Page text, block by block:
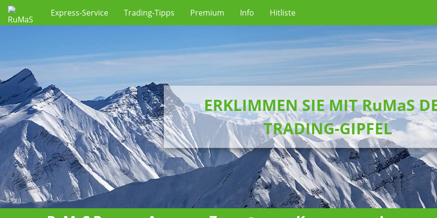
Express-Service Trading-Tipps Premium Info Hitliste
ERKLIMMEN SIE MIT RuMaS
TRADING-GIPFEL